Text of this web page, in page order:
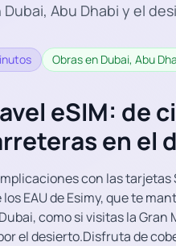
Abu Dhabi y el
Obras en Dubai, Abu
eSIM: de
en el
con las tarjetas
EAU de Esimy, que te
como si visitas la Gran
el desierto.Disfruta de